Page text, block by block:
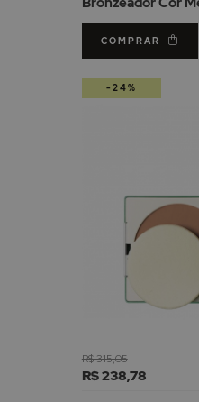
8gr
COMPRAR
R$ 238,78
R$ 315,05
-24%